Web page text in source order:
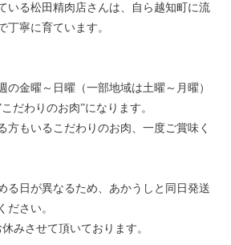
いる松田精肉店さんは、自ら越知町に流
丁寧に育ています。
の金曜～日曜（一部地域は土曜～月曜）
だわりのお肉”になります。
方もいるこだわりのお肉、一度ご賞味く
る日が異なるため、あかうしと同日発送
ださい。
みさせて頂いております。